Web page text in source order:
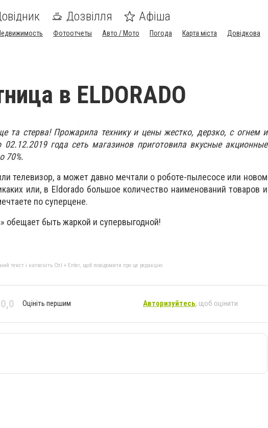
Дозвілля Афіша
Фотоотчеты Авто / Мото Погода Карта міста Довідкова
в ELDORADO
та стерва! Прожарила технику и цены жестко, дерзко, с огнем и
года сеть магазинов приготовила вкусные акционные
70%.
телевизор, а может давно мечтали о роботе-пылесосе или новом
или, в Eldorado большое количество наименований товаров и
по суперцене.
обещает быть жаркой и супервыгодной!
текст і натисніть Ctrl + Enter, щоб повідомити про це редакцію
0,0 Оцініть першим Авторизуйтесь, щоб оцінити